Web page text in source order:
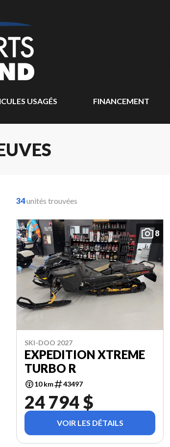
USAGÉS FINANCEMENT
34unités trouvées
8
SKI-DOO 2027
EXPEDITION XTREME
TURBO R
10 km 43497
24 794 $
VOIR LES DÉTAILS